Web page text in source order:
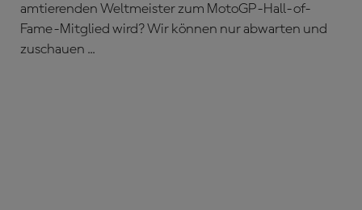
amtierenden Weltmeister zum MotoGP-Hall-of-
Fame-Mitglied wird? Wir können nur abwarten und
zuschauen ...